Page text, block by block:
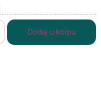
Dodaj u korpu